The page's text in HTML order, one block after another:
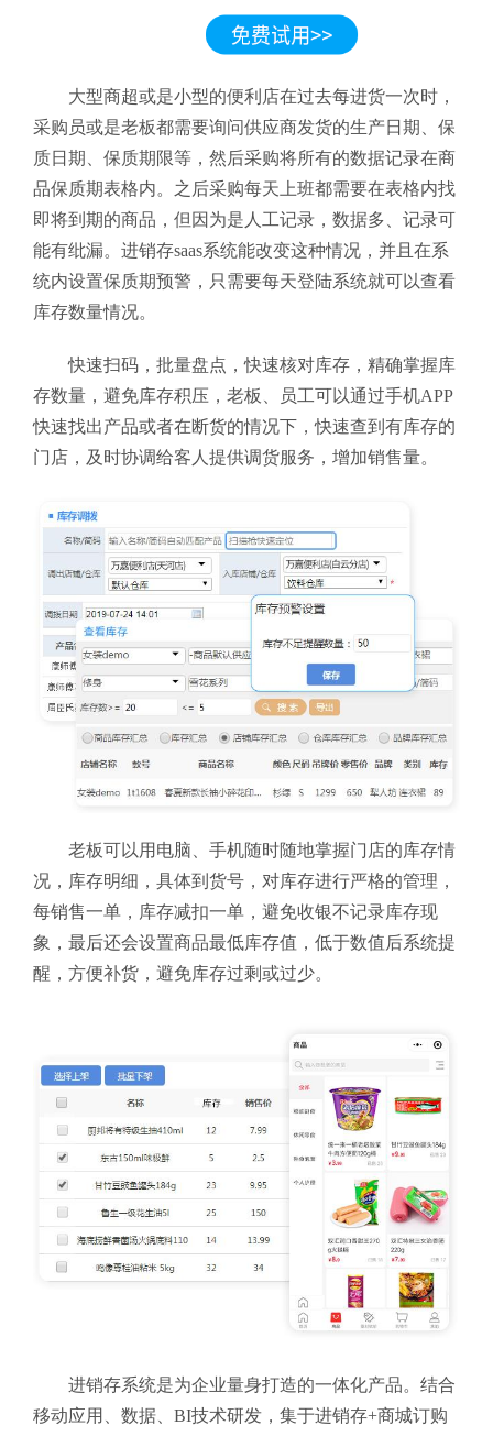
大型商超或是小型的便利店在过去每进货一次时，
采购员或是老板都需要询问供应商发货的生产日期、保
质日期、保质期限等，然后采购将所有的数据记录在商
品保质期表格内。之后采购每天上班都需要在表格内找
即将到期的商品，但因为是人工记录，数据多、记录可
能有纰漏。进销存saas系统能改变这种情况，并且在系
统内设置保质期预警，只需要每天登陆系统就可以查看
库存数量情况。
快速扫码，批量盘点，快速核对库存，精确掌握库
存数量，避免库存积压，老板、员工可以通过手机APP
快速找出产品或者在断货的情况下，快速查到有库存的
门店，及时协调给客人提供调货服务，增加销售量。
老板可以用电脑、手机随时随地掌握门店的库存情
况，库存明细，具体到货号，对库存进行严格的管理，
每销售一单，库存减扣一单，避免收银不记录库存现
象，最后还会设置商品最低库存值，低于数值后系统提
醒，方便补货，避免库存过剩或过少。
进销存系统是为企业量身打造的一体化产品。结合
移动应用、数据、BI技术研发，集于进销存+商城订购